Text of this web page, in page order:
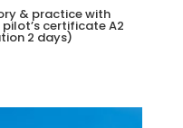
& practice with
certificate A2
2 days)